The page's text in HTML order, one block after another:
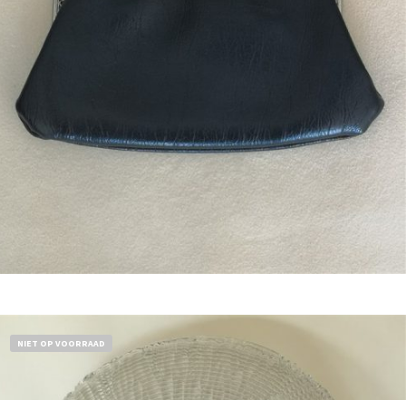
NIET OP VOORRAAD